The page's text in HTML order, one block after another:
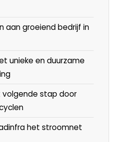
aan groeiend bedrijf in
unieke en duurzame
volgende stap door
het stroomnet